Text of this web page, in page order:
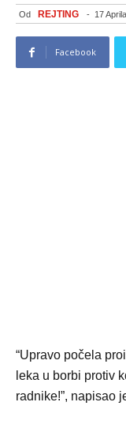
Od REJTING - 17
Facebook
“Upravo počela
leka u borbi protiv
radnike!”, napisao